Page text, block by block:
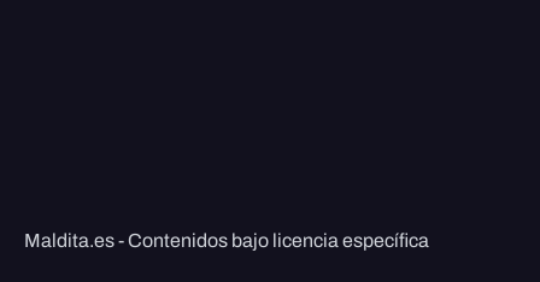
Maldita.es - Contenidos bajo licencia específica